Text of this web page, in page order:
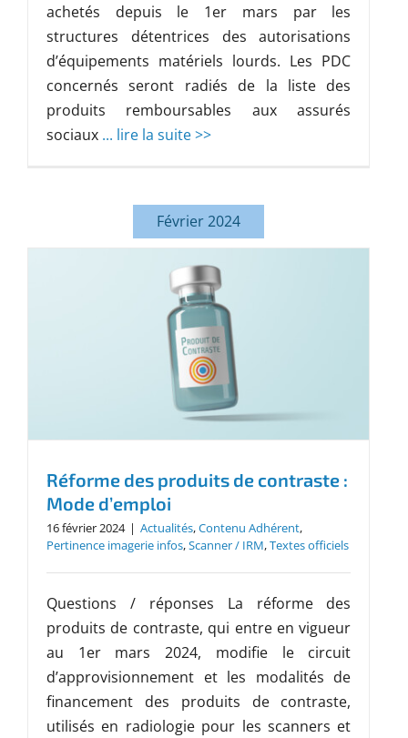
achetés depuis le 1er mars par les
structures détentrices des autorisations
d’équipements matériels lourds. Les PDC
concernés seront radiés de la liste des
produits remboursables aux assurés
sociaux ... lire la suite >>
Février 2024
Réforme des produits de contraste :
Mode d’emploi
16 février 2024 | Actualités,Contenu Adhérent,
Pertinence imagerie infos,Scanner / IRM,Textes officiels
Questions / réponses La réforme des
produits de contraste, qui entre en vigueur
au 1er mars 2024, modifie le circuit
d’approvisionnement et les modalités de
financement des produits de contraste,
utilisés en radiologie pour les scanners et